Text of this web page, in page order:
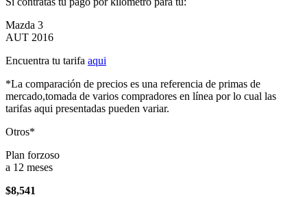
Mazda 3
AUT 2016
Encuentra tu tarifa aqui
*La comparación de precios es una referencia de primas de
mercado,tomada de varios compradores en línea por lo cual las
tarifas aqui presentadas pueden variar.
Otros*
Plan forzoso
a 12 meses
$8,541